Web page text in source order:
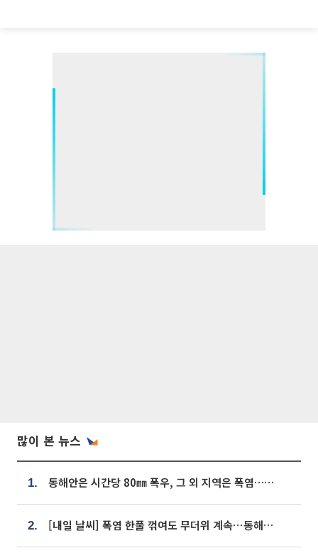
많이 본 뉴스
1. 동해안은 시간당 80㎜ 폭우, 그 외 지역은 폭염…‘극과 극 날씨’
2. [내일 날씨] 폭염 한풀 꺾여도 무더위 계속⋯동해안 이틀 연속 비